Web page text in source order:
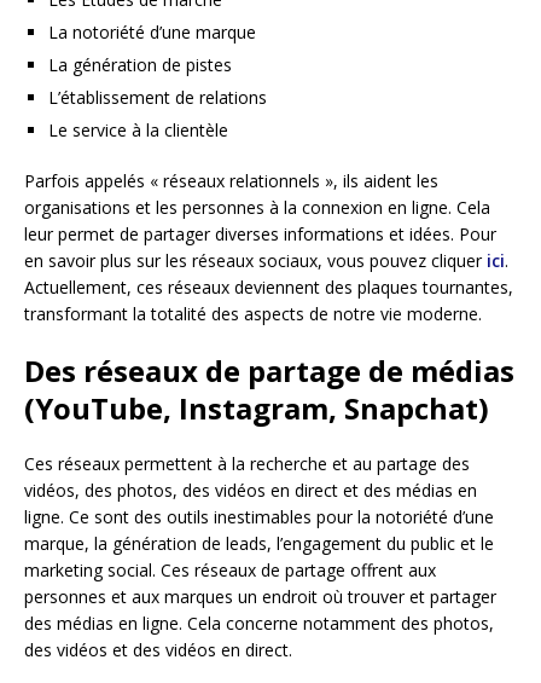
La notoriété d’une marque
La génération de pistes
L’établissement de relations
Le service à la clientèle
Parfois appelés « réseaux relationnels », ils aident les
organisations et les personnes à la connexion en ligne. Cela
leur permet de partager diverses informations et idées. Pour
en savoir plus sur les réseaux sociaux, vous pouvez cliquer ici.
Actuellement, ces réseaux deviennent des plaques tournantes,
transformant la totalité des aspects de notre vie moderne.
Des réseaux de partage de médias
(YouTube, Instagram, Snapchat)
Ces réseaux permettent à la recherche et au partage des
vidéos, des photos, des vidéos en direct et des médias en
ligne. Ce sont des outils inestimables pour la notoriété d’une
marque, la génération de leads, l’engagement du public et le
marketing social. Ces réseaux de partage offrent aux
personnes et aux marques un endroit où trouver et partager
des médias en ligne. Cela concerne notamment des photos,
des vidéos et des vidéos en direct.